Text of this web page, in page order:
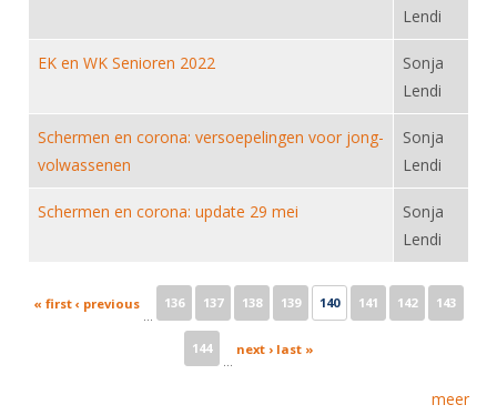
Lendi
EK en WK Senioren 2022
Sonja
Lendi
Schermen en corona: versoepelingen voor jong-
volwassenen
Sonja
Lendi
Schermen en corona: update 29 mei
Sonja
Lendi
Pages
« first ‹ previous
…
136 137 138 139 140 141 142 143
144
…
next › last »
meer